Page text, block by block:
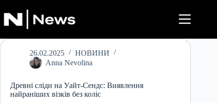
до
вмісту
26.02.2025
НОВИНИ
Anna Nevolina
Древні сліди на Уайт-Сендс: Виявлення
найраніших візків без коліс